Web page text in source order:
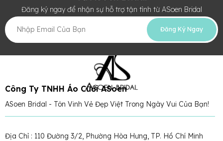
Đăng ký ngay để nhận sự hỗ trợ tận tình từ ASoen Bridal
Đăng Ký Ngay
Công Ty TNHH Áo Cưới ASoen
ASoen Bridal - Tôn Vinh Vẻ Đẹp Việt Trong Ngày Vui Của Bạn!
Địa Chỉ : 110 Đường 3/2, Phường Hòa Hưng, TP. Hồ Chí Minh